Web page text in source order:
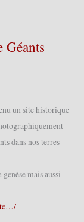
Géants
un site historique
dans nos terres
mais aussi